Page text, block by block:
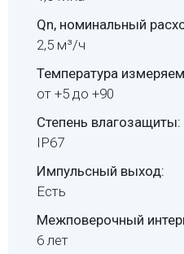
Qn, номинальный
2,5 м³/ч
Температура
от +5 до +90
Степень влагозащиты:
IP67
Импульсный выход:
Есть
Межповерочный
6 лет